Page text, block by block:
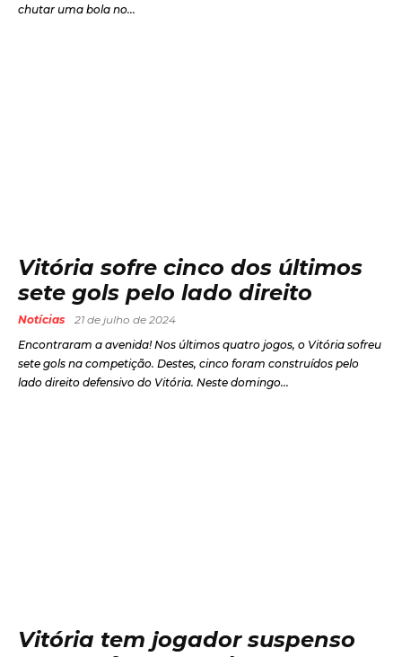
chutar uma bola no...
Vitória sofre cinco dos últimos
sete gols pelo lado direito
Notícias
21 de julho de 2024
Encontraram a avenida! Nos últimos quatro jogos, o Vitória sofreu
sete gols na competição. Destes, cinco foram construídos pelo
lado direito defensivo do Vitória. Neste domingo...
Vitória tem jogador suspenso